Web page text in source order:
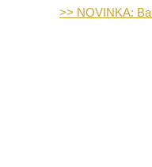
>> NOVINKA: